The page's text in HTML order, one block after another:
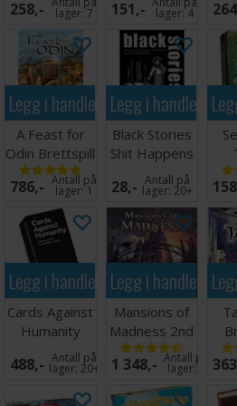
258,- lager:7
Rød 100%
plast
151,- lager:4
Legg i handlekurven
A Feast for
Odin Brettspill
786,- Antall på
lager:1
Legg i
Black Stories
Shit Happens
Kortspill
28,- Antall på
lager:20+
Legg i handlekurven
Cards Against
Humanity
Kortspill
488,- Antall på
lager: 20+
Legg i
Mansions of
Madness 2nd
Edition
1 348,- Antall på
lager: